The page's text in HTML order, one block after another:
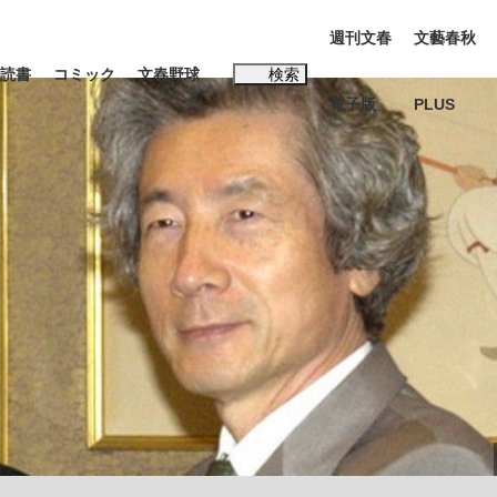
インタビュー 読書
田圭佑が初めて明かした日本代表監督に...
POPアイドルたち
読書 コミック 文春野球 検索
#松田聖子
週刊文春
電子版
文藝春秋
PLUS